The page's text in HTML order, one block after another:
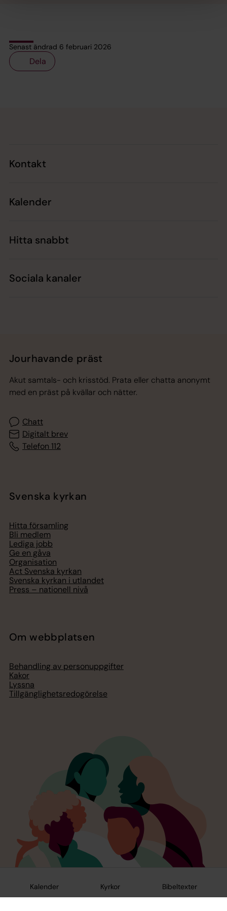
Kalender Kyrkor Bibeltexter
Senast ändrad 6 februari 2026
Dela
Kontakt
Kalender
Hitta snabbt
Sociala kanaler
Jourhavande präst
Akut samtals- och krisstöd. Prata eller chatta anonymt
med en präst på kvällar och nätter.
Chatt
Digitalt brev
Telefon 112
Svenska kyrkan
Hitta församling
Bli medlem
Lediga jobb
Ge en gåva
Organisation
Act Svenska kyrkan
Svenska kyrkan i utlandet
Press – nationell nivå
Om webbplatsen
Behandling av personuppgifter
Kakor
Lyssna
Tillgänglighetsredogörelse